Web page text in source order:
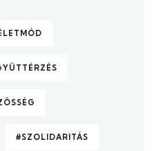
#SZOLIDARITÁS